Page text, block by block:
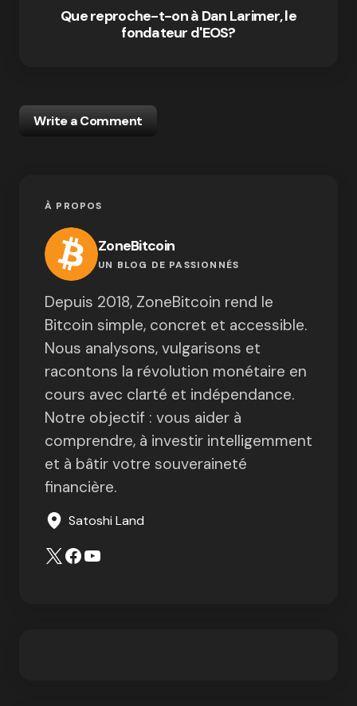
Que reproche-t-on à Dan Larimer, le
fondateur d'EOS?
Write a Comment
À PROPOS
ZoneBitcoin
UN BLOG DE PASSIONNÉS
Depuis 2018, ZoneBitcoin rend le
Bitcoin simple, concret et accessible.
Nous analysons, vulgarisons et
racontons la révolution monétaire en
cours avec clarté et indépendance.
Notre objectif : vous aider à
comprendre, à investir intelligemment
et à bâtir votre souveraineté
financière.
Satoshi Land